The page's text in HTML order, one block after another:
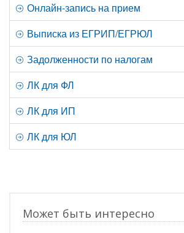
Онлайн-запись на прием
Выписка из ЕГРИП/ЕГРЮЛ
Задолженности по налогам
ЛК для ФЛ
ЛК для ИП
ЛК для ЮЛ
Может быть интересно